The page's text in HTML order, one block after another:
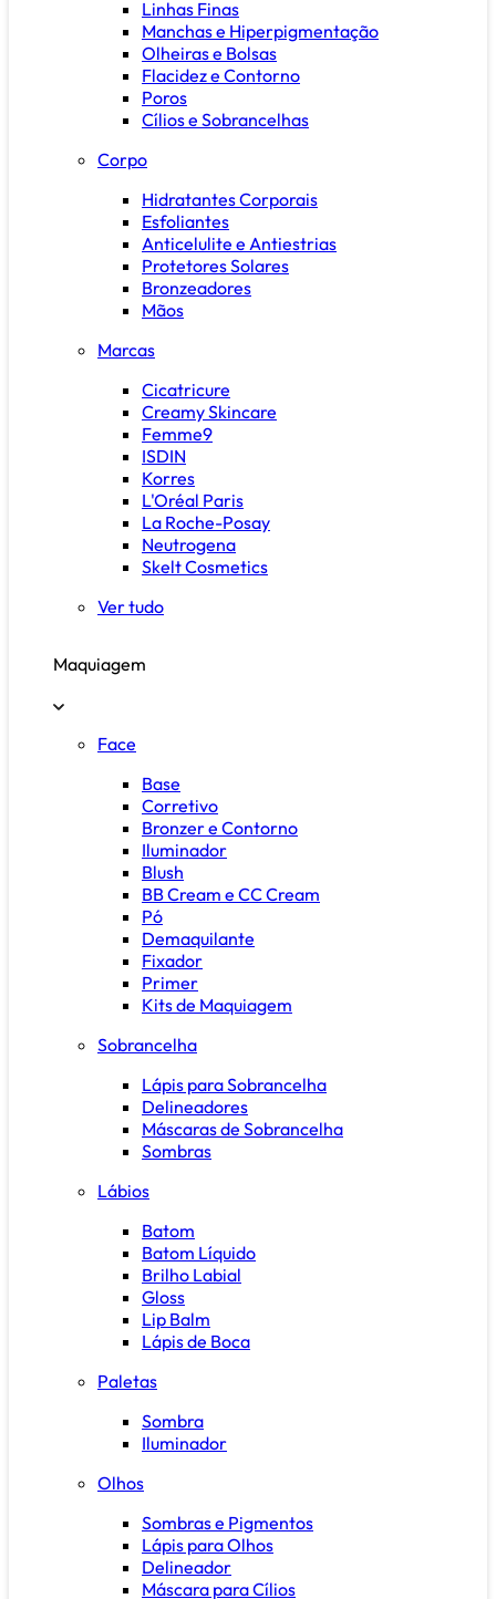
Linhas Finas
Manchas e Hiperpigmentação
Olheiras e Bolsas
Flacidez e Contorno
Poros
Cílios e Sobrancelhas
Corpo
Hidratantes Corporais
Esfoliantes
Anticelulite e Antiestrias
Protetores Solares
Bronzeadores
Mãos
Marcas
Cicatricure
Creamy Skincare
Femme9
ISDIN
Korres
L'Oréal Paris
La Roche-Posay
Neutrogena
Skelt Cosmetics
Ver tudo
Maquiagem
Face
Base
Corretivo
Bronzer e Contorno
Iluminador
Blush
BB Cream e CC Cream
Pó
Demaquilante
Fixador
Primer
Kits de Maquiagem
Sobrancelha
Lápis para Sobrancelha
Delineadores
Máscaras de Sobrancelha
Sombras
Lábios
Batom
Batom Líquido
Brilho Labial
Gloss
Lip Balm
Lápis de Boca
Paletas
Sombra
Iluminador
Olhos
Sombras e Pigmentos
Lápis para Olhos
Delineador
Máscara para Cílios